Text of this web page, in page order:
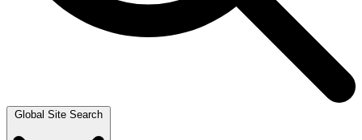
Global Site Search